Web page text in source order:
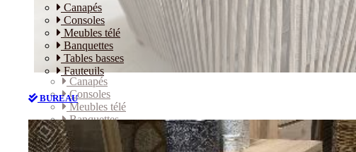
Canapés
Consoles
Meubles télé
Banquettes
Tables basses
Fauteuils
BUREAU
Canapés
Consoles
Meubles télé
Banquettes
Tables basses
Fauteuils